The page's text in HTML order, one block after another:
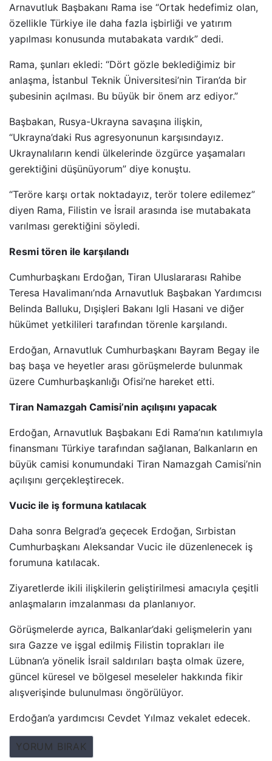
Arnavutluk Başbakanı Rama ise “Ortak hedefimiz olan,
özellikle Türkiye ile daha fazla işbirliği ve yatırım
yapılması konusunda mutabakata vardık” dedi.
Rama, şunları ekledi: “Dört gözle beklediğimiz bir
anlaşma, İstanbul Teknik Üniversitesi’nin Tiran’da bir
şubesinin açılması. Bu büyük bir önem arz ediyor.”
Başbakan, Rusya-Ukrayna savaşına ilişkin,
“Ukrayna’daki Rus agresyonunun karşısındayız.
Ukraynalıların kendi ülkelerinde özgürce yaşamaları
gerektiğini düşünüyorum” diye konuştu.
“Teröre karşı ortak noktadayız, terör tolere edilemez”
diyen Rama, Filistin ve İsrail arasında ise mutabakata
varılması gerektiğini söyledi.
Resmi tören ile karşılandı
Cumhurbaşkanı Erdoğan, Tiran Uluslararası Rahibe
Teresa Havalimanı’nda Arnavutluk Başbakan Yardımcısı
Belinda Balluku, Dışişleri Bakanı Igli Hasani ve diğer
hükümet yetkilileri tarafından törenle karşılandı.
Erdoğan, Arnavutluk Cumhurbaşkanı Bayram Begay ile
baş başa ve heyetler arası görüşmelerde bulunmak
üzere Cumhurbaşkanlığı Ofisi’ne hareket etti.
Tiran Namazgah Camisi’nin açılışını yapacak
Erdoğan, Arnavutluk Başbakanı Edi Rama’nın katılımıyla
finansmanı Türkiye tarafından sağlanan, Balkanların en
büyük camisi konumundaki Tiran Namazgah Camisi’nin
açılışını gerçekleştirecek.
Vucic ile iş formuna katılacak
Daha sonra Belgrad’a geçecek Erdoğan, Sırbistan
Cumhurbaşkanı Aleksandar Vucic ile düzenlenecek iş
forumuna katılacak.
Ziyaretlerde ikili ilişkilerin geliştirilmesi amacıyla çeşitli
anlaşmaların imzalanması da planlanıyor.
Görüşmelerde ayrıca, Balkanlar’daki gelişmelerin yanı
sıra Gazze ve işgal edilmiş Filistin toprakları ile
Lübnan’a yönelik İsrail saldırıları başta olmak üzere,
güncel küresel ve bölgesel meseleler hakkında fikir
alışverişinde bulunulması öngörülüyor.
Erdoğan’a yardımcısı Cevdet Yılmaz vekalet edecek.
YORUM BIRAK